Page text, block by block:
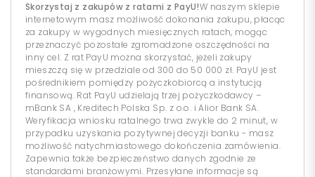
Skorzystaj z zakupów z ratami z PayU!W naszym sklepie
internetowym masz możliwość dokonania zakupu, płacąc
za zakupy w wygodnych miesięcznych ratach, mogąc
przeznaczyć pozostałe zgromadzone oszczędności na
inny cel. Z rat PayU można skorzystać, jeżeli zakupy
mieszczą się w przedziale od 300 do 50 000 zł. PayU jest
pośrednikiem pomiędzy pożyczkobiorcą a instytucją
finansową. Rat PayU udzielają trzej pożyczkodawcy –
mBank SA , Kreditech Polska Sp. z o.o. i Alior Bank SA.
Weryfikacja wniosku ratalnego trwa zwykle do 2 minut, w
przypadku uzyskania pozytywnej decyzji banku - masz
możliwość natychmiastowego dokończenia zamówienia.
Zapewnia także bezpieczeństwo danych zgodnie ze
standardami branżowymi. Przesyłane informacje są